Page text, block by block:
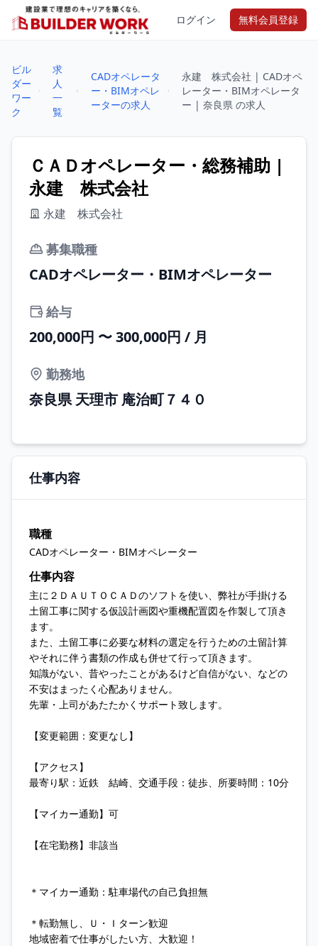
ログイン 無料会員登録
ビル
ダー
ワー
ク
求
人
一
覧
CADオペレータ
ー・BIMオペレ
ーターの求人
永建 株式会社 | CADオペ
レーター・BIMオペレータ
ー | 奈良県 の求人
ＣＡＤオペレーター・総務補助 |
永建 株式会社
永建 株式会社
募集職種
CADオペレーター・BIMオペレーター
給与
200,000円 〜 300,000円 / 月
勤務地
奈良県 天理市 庵治町７４０
仕事内容
職種
CADオペレーター・BIMオペレーター
仕事内容
主に２ＤＡＵＴＯＣＡＤのソフトを使い、弊社が手掛ける
土留工事に関する仮設計画図や重機配置図を作製して頂き
ます。
また、土留工事に必要な材料の選定を行うための土留計算
やそれに伴う書類の作成も併せて行って頂きます。
知識がない、昔やったことがあるけど自信がない、などの
不安はまったく心配ありません。
先輩・上司があたたかくサポート致します。
【変更範囲：変更なし】
【アクセス】
最寄り駅：近鉄 結崎、交通手段：徒歩、所要時間：10分
【マイカー通勤】可
【在宅勤務】非該当
＊マイカー通勤：駐車場代の自己負担無
＊転勤無し、Ｕ・Ｉターン歓迎
地域密着で仕事がしたい方、大歓迎！